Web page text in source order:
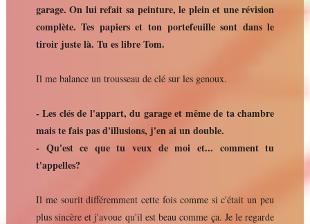
garage. On lui refait sa peinture, le plein et une révision
complète. Tes papiers et ton portefeuille sont dans le
tiroir juste là. Tu es libre Tom.
Il me balance un trousseau de clé sur les genoux.
- Les clés de l'appart, du garage et même de ta chambre
mais te fais pas d'illusions, j'en ai un double.
- Qu'est ce que tu veux de moi et... comment tu
t'appelles?
Il me sourit différemment cette fois comme si c'était un peu
plus sincère et j'avoue qu'il est beau comme ça. Je le regarde